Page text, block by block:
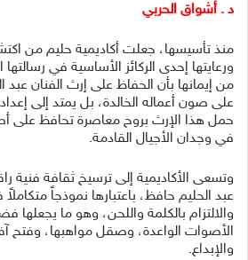
د . أشواق الحربي
منذ تأسيسها، جعلت أكاديمية حليم من
ورعايتها إحدى الركائز الأساسية في رسالتها
من إيمانها بأن الحفاظ على إرث الفنان عبد
على صون أعماله الخالدة، بل يمتد إلى
حمل هذا الإرث بروح معاصرة تحافظ على
في وجدان الأجيال القادمة.
وتسعى الأكاديمية إلى ترسيخ ثقافة فنية
عبد الحليم حافظ، باعتبارها نموذجاً
والالتزام بالكلمة واللحن، وهو ما يجعلها
الأصوات الواعدة، وصقل مواهبها، وفتح
والإبداع.